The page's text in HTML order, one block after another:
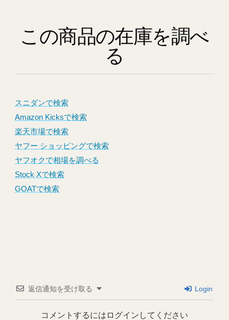
この商品の在庫を調べ
る
スニダンで検索
Amazon Kicksで検索
楽天市場で検索
ヤフー ショッピングで検索
ヤフオクで相場を調べる
Stock Xで検索
GOATで検索
返信通知を受け取る Login
コメントするにはログインしてください